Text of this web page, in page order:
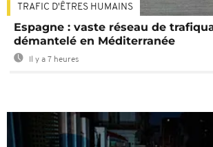
TRAFIC D'ÊTRES HUMAINS
Espagne : vaste réseau de
démantelé en Méditerranée
Il y a 7 heures